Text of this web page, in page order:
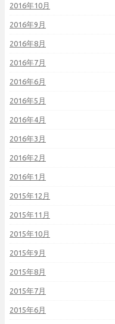
2016年10月
2016年9月
2016年8月
2016年7月
2016年6月
2016年5月
2016年4月
2016年3月
2016年2月
2016年1月
2015年12月
2015年11月
2015年10月
2015年9月
2015年8月
2015年7月
2015年6月